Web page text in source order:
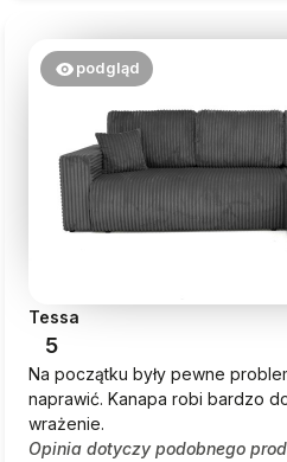
podgląd
Tessa
5
Na początku były pewne
naprawić. Kanapa robi bardzo
wrażenie.
Opinia dotyczy podobnego